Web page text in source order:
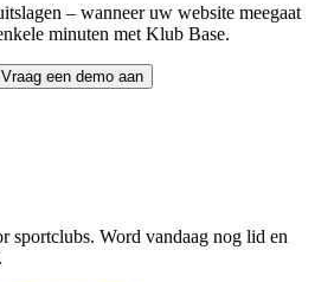
– wanneer uw website meegaat
minuten met Klub Base.
Vraag een demo aan
sportclubs. Word vandaag nog lid en